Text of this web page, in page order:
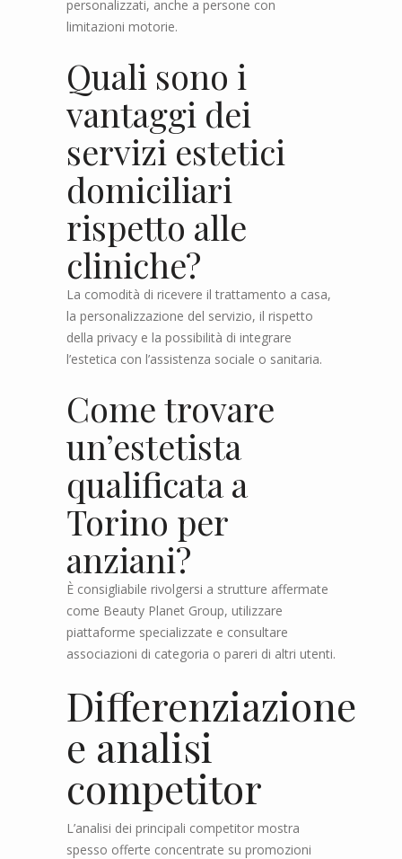
personalizzati, anche a persone con
limitazioni motorie.
Quali sono i
vantaggi dei
servizi estetici
domiciliari
rispetto alle
cliniche?
La comodità di ricevere il trattamento a casa,
la personalizzazione del servizio, il rispetto
della privacy e la possibilità di integrare
l’estetica con l’assistenza sociale o sanitaria.
Come trovare
un’estetista
qualificata a
Torino per
anziani?
È consigliabile rivolgersi a strutture affermate
come Beauty Planet Group, utilizzare
piattaforme specializzate e consultare
associazioni di categoria o pareri di altri utenti.
Differenziazione
e analisi
competitor
L’analisi dei principali competitor mostra
spesso offerte concentrate su promozioni